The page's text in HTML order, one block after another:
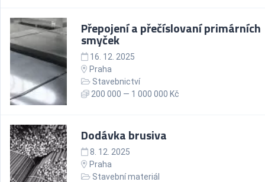
Přepojení a přečíslovaní primárních
smyček
16. 12. 2025
Praha
Stavebnictví
200 000 — 1 000 000 Kč
Dodávka brusiva
8. 12. 2025
Praha
Stavební materiál